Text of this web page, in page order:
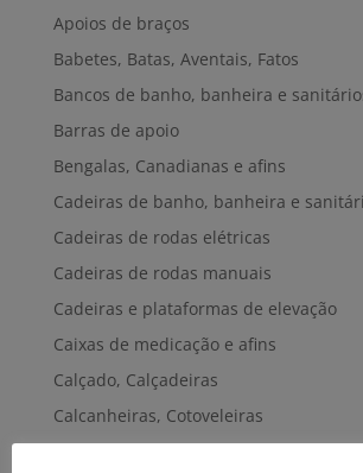
Apoios de braços
Babetes, Batas, Aventais, Fatos
Bancos de banho, banheira e
Barras de apoio
Bengalas, Canadianas e afins
Cadeiras de banho, banheira e
Cadeiras de rodas elétricas
Cadeiras de rodas manuais
Cadeiras e plataformas de elevação
Caixas de medicação e afins
Calçado, Calçadeiras
Calcanheiras, Cotoveleiras
Camas articuladas